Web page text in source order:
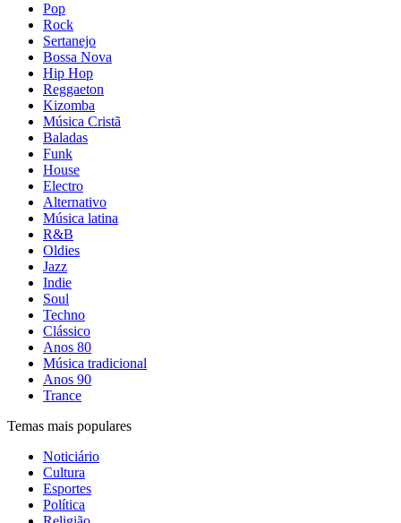
Pop
Rock
Sertanejo
Bossa Nova
Hip Hop
Reggaeton
Kizomba
Música Cristã
Baladas
Funk
House
Electro
Alternativo
Música latina
R&B
Oldies
Jazz
Indie
Soul
Techno
Clássico
Anos 80
Música tradicional
Anos 90
Trance
Temas mais populares
Noticiário
Cultura
Esportes
Política